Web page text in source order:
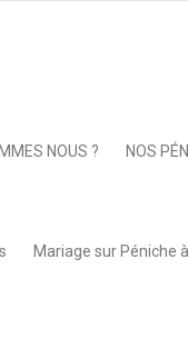
NOUS ? NOS
Mariage sur Péniche